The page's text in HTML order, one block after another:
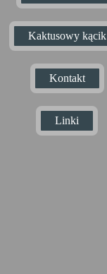
Kontakt
Kaktusowy kącik
Linki